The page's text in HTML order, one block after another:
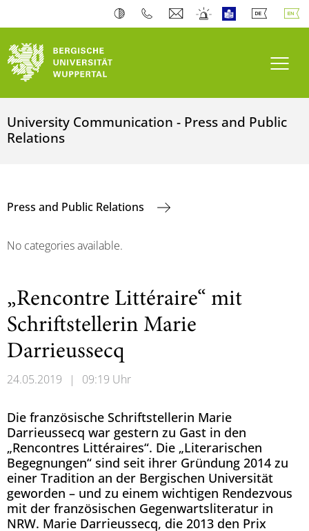
University Communication - Press and Public
Relations
Press and Public Relations
No categories available.
„Rencontre Littéraire“ mit
Schriftstellerin Marie
Darrieussecq
24.05.2019 | 09:19 Uhr
Die französische Schriftstellerin Marie
Darrieussecq war gestern zu Gast in den
„Rencontres Littéraires“. Die „Literarischen
Begegnungen“ sind seit ihrer Gründung 2014 zu
einer Tradition an der Bergischen Universität
geworden – und zu einem wichtigen Rendezvous
mit der französischen Gegenwartsliteratur in
NRW. Marie Darrieussecq, die 2013 den Prix